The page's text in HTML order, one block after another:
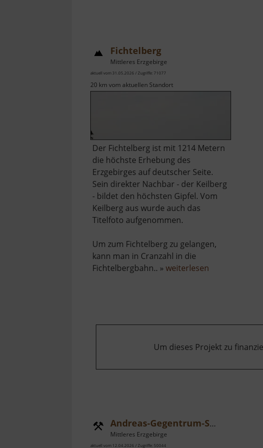
Fichtelberg
Mittleres Erzgebirge
aktuell vom 31.05.2026 / Zugriffe: 71077
20 km vom aktuellen Standort
Der Fichtelberg ist mit 1214 Metern
die höchste Erhebung des
Erzgebirges auf deutscher Seite.
Sein direkter Nachbar - der Keilberg
- bildet den höchsten Gipfel. Vom
Keilberg aus wurde auch das
Titelfoto aufgenommen.
Um zum Fichtelberg zu gelangen,
kann man in Cranzahl in die
Fichtelbergbahn.. » weiterlesen
Um dieses Projekt zu
Andreas-Gegentrum-Stollen
Mittleres Erzgebirge
aktuell vom 12.04.2026 / Zugriffe: 50044